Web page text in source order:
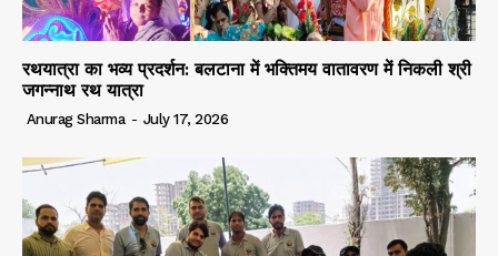
रथयात्रा का भव्य प्रदर्शन: बलटाना में भक्तिमय वातावरण में निकली श्री
जगन्नाथ रथ यात्रा
Anurag Sharma - July 17, 2026